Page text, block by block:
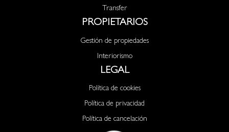
Transfer
PROPIETARIOS
Gestión de propiedades
Interiorismo
LEGAL
Política de cookies
Política de privacidad
Política de cancelación